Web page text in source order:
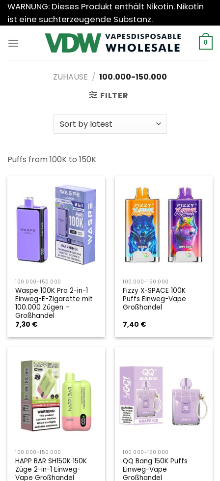
Zum
Inhalt
WARNUNG: Dieses Produkt enthält Nikotin. Nikotin
ist eine suchterzeugende Substanz.
0
ZUHAUSE / 100.000-150.000
FILTER
Puffs from 100K to 150K
100.000-150.000
Waspe 100K Pro 2-in-1
Einweg-E-Zigarette mit
100.000 Zügen –
Großhandel
7,30 €
100.000-150.000
Fizzy X-SPACE 100K
Puffs Einweg-Vape
Großhandel
7,40 €
100.000-150.000
HAPP BAR SH150K 150K
Züge 2-in-1 Einweg-
Vape Großhandel
100.000-150.000
QQ Bang 150K Puffs
Einweg-Vape
Großhandel